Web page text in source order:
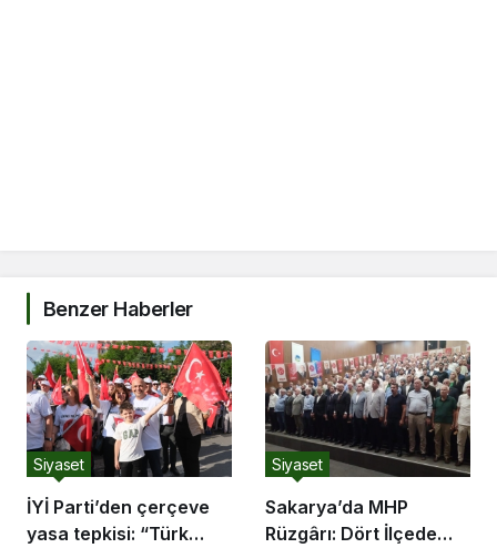
Benzer Haberler
İYİ Parti’den çerçeve
yasa tepkisi: “Türk
Siyaset
Sakarya’da MHP
Rüzgârı: Dört İlçede
Siyaset